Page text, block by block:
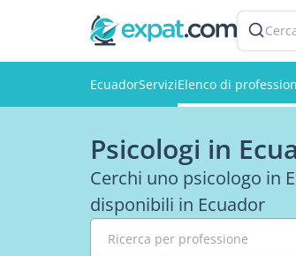
EcuadorServiziElenco di
Psicologi in
Cerchi uno psicologo in
disponibili in Ecuador
Ricerca per professione